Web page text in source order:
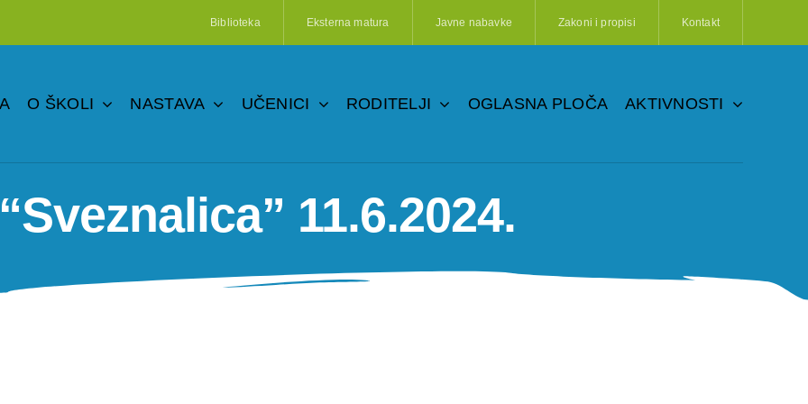
Biblioteka Eksterna matura Javne nabavke Zakoni i propisi Kontakt
O ŠKOLI NASTAVA UČENICI RODITELJI OGLASNA PLOČA AKTIVNOSTI
11.6.2024.